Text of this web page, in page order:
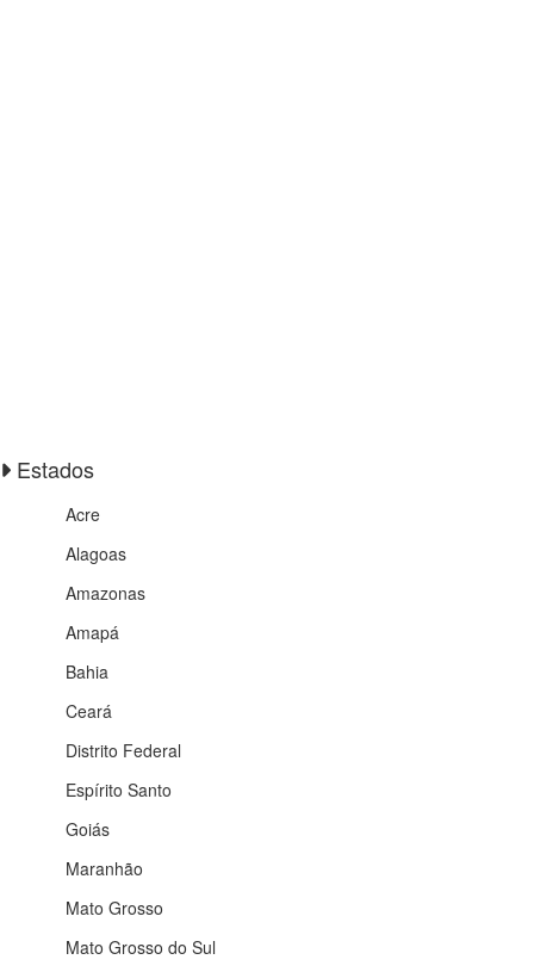
Estados
Acre
Alagoas
Amazonas
Amapá
Bahia
Ceará
Distrito Federal
Espírito Santo
Goiás
Maranhão
Mato Grosso
Mato Grosso do Sul